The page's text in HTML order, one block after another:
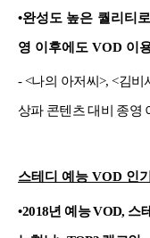
•완성도 높은 퀄리티
영 이후에도 VOD 이
- <나의 아저씨>, <김
상파 콘텐츠 대비 종영
스테디 예능 VOD 인기
•2018년 예능 VOD, 스